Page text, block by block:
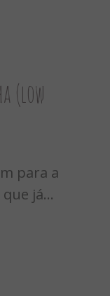
(low
para a
já...